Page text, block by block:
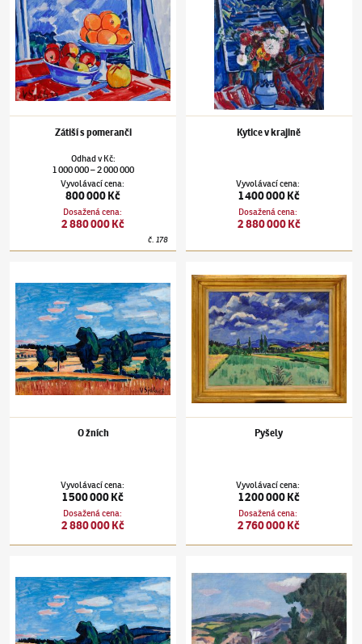
Zátiší s pomeranči
Odhadv Kč:
1 000 000–2 000 000
Vyvolávací cena:
800 000 Kč
Dosažená cena:
2 880 000 Kč
č.178
Kytice v krajině
Vyvolávací cena:
1 400 000 Kč
Dosažená cena:
2 880 000 Kč
O žních
Vyvolávací cena:
1 500 000 Kč
Dosažená cena:
2 880 000 Kč
Pyšely
Vyvolávací cena:
1 200 000 Kč
Dosažená cena:
2 760 000 Kč